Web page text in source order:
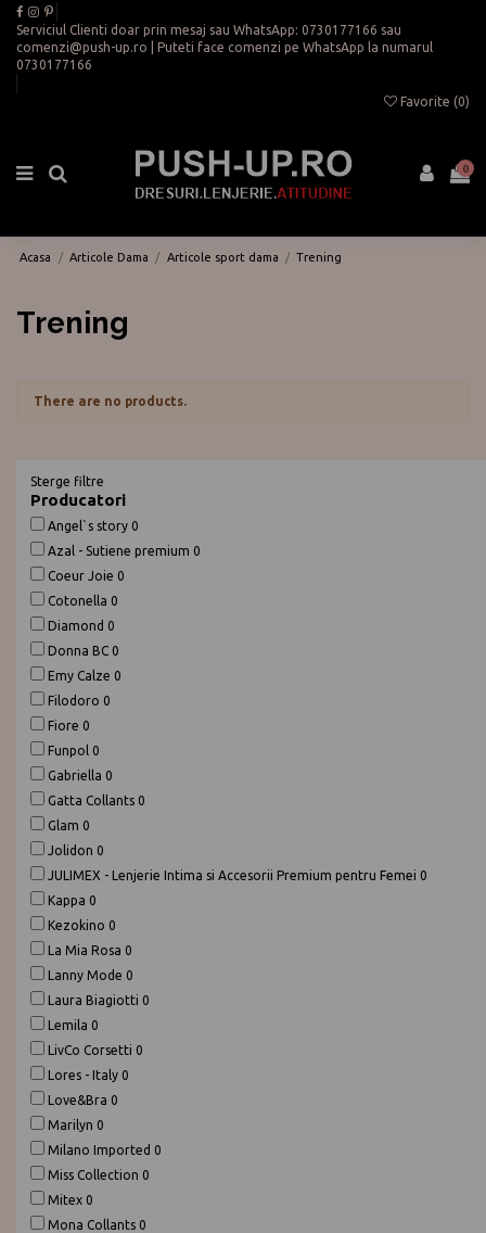
Serviciul Clienti doar prin mesaj sau WhatsApp: 0730177166 sau
comenzi@push-up.ro | Puteti face comenzi pe WhatsApp la numarul
0730177166
Favorite (0)
0
Acasa Articole Dama Articole sport dama Trening
Trening
There are no products.
Sterge filtre
Producatori
Angel`s story 0
Azal - Sutiene premium 0
Coeur Joie 0
Cotonella 0
Diamond 0
Donna BC 0
Emy Calze 0
Filodoro 0
Fiore 0
Funpol 0
Gabriella 0
Gatta Collants 0
Glam 0
Jolidon 0
JULIMEX - Lenjerie Intima si Accesorii Premium pentru Femei 0
Kappa 0
Kezokino 0
La Mia Rosa 0
Lanny Mode 0
Laura Biagiotti 0
Lemila 0
LivCo Corsetti 0
Lores - Italy 0
Love&Bra 0
Marilyn 0
Milano Imported 0
Miss Collection 0
Mitex 0
Mona Collants 0